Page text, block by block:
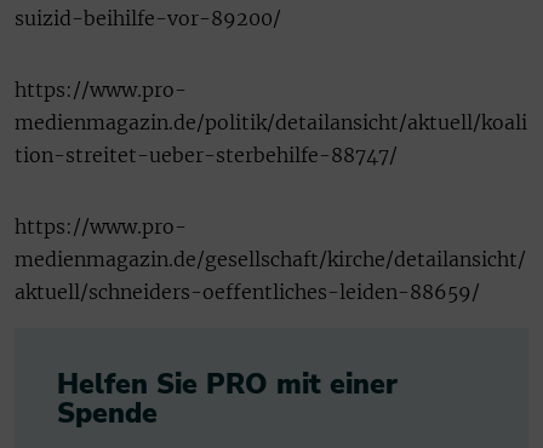
suizid-beihilfe-vor-89200/
https://www.pro-
medienmagazin.de/politik/detailansicht/aktuell/koali
tion-streitet-ueber-sterbehilfe-88747/
https://www.pro-
medienmagazin.de/gesellschaft/kirche/detailansicht/
aktuell/schneiders-oeffentliches-leiden-88659/
Helfen Sie PRO mit einer
Spende